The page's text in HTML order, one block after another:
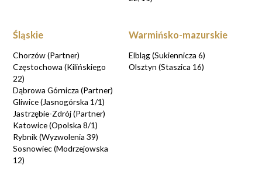
Śląskie
Chorzów (Partner)
Częstochowa (Kilińskiego
22)
Dąbrowa Górnicza (Partner)
Gliwice (Jasnogórska 1/1)
Jastrzębie-Zdrój (Partner)
Katowice (Opolska 8/1)
Rybnik (Wyzwolenia 39)
Sosnowiec (Modrzejowska
12)
Warmińsko-mazurskie
Elbląg (Sukiennicza 6)
Olsztyn (Staszica 16)